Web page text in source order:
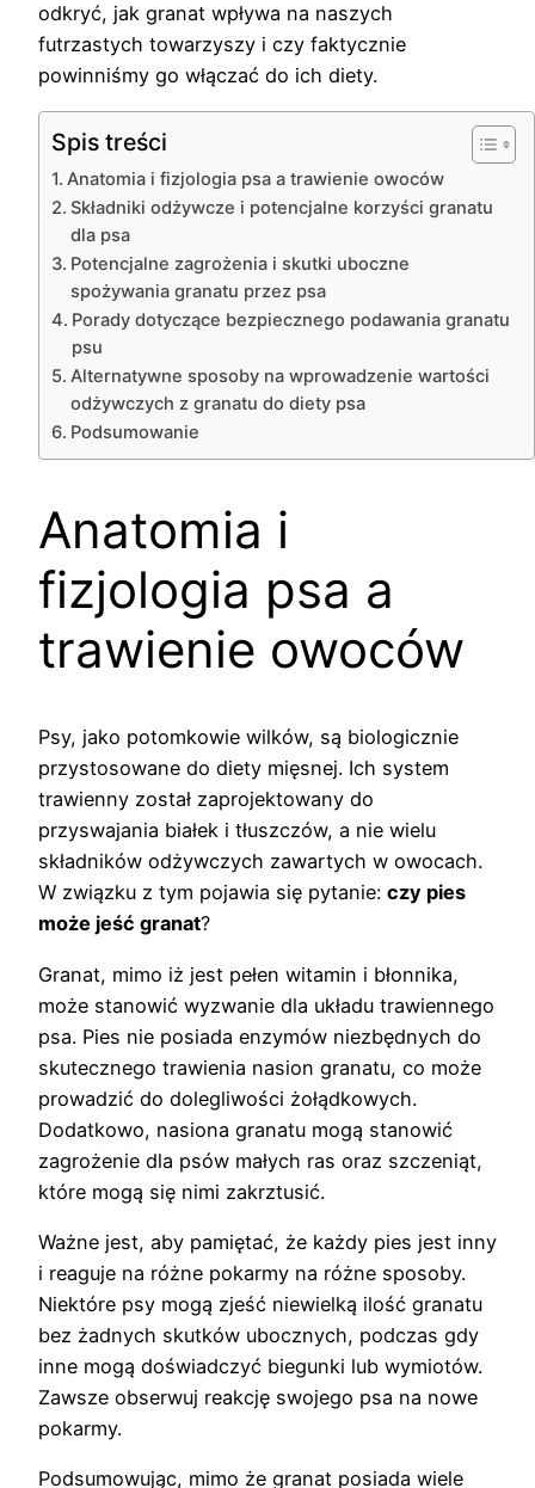
odkryć, jak granat wpływa na naszych
futrzastych towarzyszy i czy faktycznie
powinniśmy go włączać do ich diety.
Spis treści
Anatomia i fizjologia psa a trawienie owoców
Składniki odżywcze i potencjalne korzyści granatu
dla psa
Potencjalne zagrożenia i skutki uboczne
spożywania granatu przez psa
Porady dotyczące bezpiecznego podawania granatu
psu
Alternatywne sposoby na wprowadzenie wartości
odżywczych z granatu do diety psa
Podsumowanie
Anatomia i
fizjologia psa a
trawienie owoców
Psy, jako potomkowie wilków, są biologicznie
przystosowane do diety mięsnej. Ich system
trawienny został zaprojektowany do
przyswajania białek i tłuszczów, a nie wielu
składników odżywczych zawartych w owocach.
W związku z tym pojawia się pytanie: czy pies
może jeść granat?
Granat, mimo iż jest pełen witamin i błonnika,
może stanowić wyzwanie dla układu trawiennego
psa. Pies nie posiada enzymów niezbędnych do
skutecznego trawienia nasion granatu, co może
prowadzić do dolegliwości żołądkowych.
Dodatkowo, nasiona granatu mogą stanowić
zagrożenie dla psów małych ras oraz szczeniąt,
które mogą się nimi zakrztusić.
Ważne jest, aby pamiętać, że każdy pies jest inny
i reaguje na różne pokarmy na różne sposoby.
Niektóre psy mogą zjeść niewielką ilość granatu
bez żadnych skutków ubocznych, podczas gdy
inne mogą doświadczyć biegunki lub wymiotów.
Zawsze obserwuj reakcję swojego psa na nowe
pokarmy.
Podsumowując, mimo że granat posiada wiele